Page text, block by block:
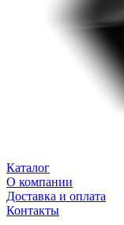
Каталог
О компании
Доставка и оплата
Контакты